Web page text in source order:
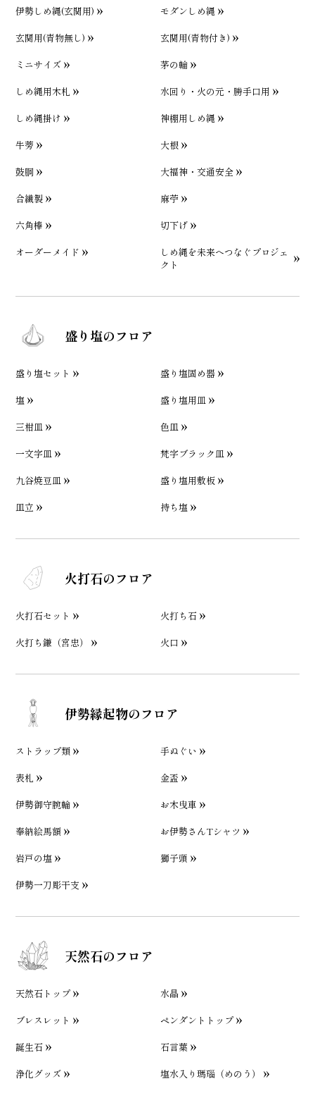
伊勢しめ縄(玄関用)
モダンしめ縄
玄関用(青物無し)
玄関用(青物付き)
ミニサイズ
茅の輪
しめ縄用木札
水回り・火の元・勝手口用
しめ縄掛け
神棚用しめ縄
牛蒡
大根
鼓胴
大福神・交通安全
合繊製
麻苧
六角棒
切下げ
オーダーメイド
しめ縄を未来へつなぐプロジェ
クト
盛り塩のフロア
盛り塩セット
盛り塩固め器
塩
盛り塩用皿
三柑皿
色皿
一文字皿
梵字ブラック皿
九谷焼豆皿
盛り塩用敷板
皿立
持ち塩
火打石のフロア
火打石セット
火打ち石
火打ち鎌（宮忠）
火口
伊勢縁起物のフロア
ストラップ類
手ぬぐい
表札
金盃
伊勢御守腕輪
お木曳車
奉納絵馬額
お伊勢さんTシャツ
岩戸の塩
獅子頭
伊勢一刀彫干支
天然石のフロア
天然石トップ
水晶
ブレスレット
ペンダントトップ
誕生石
石言葉
浄化グッズ
塩水入り瑪瑙（めのう）